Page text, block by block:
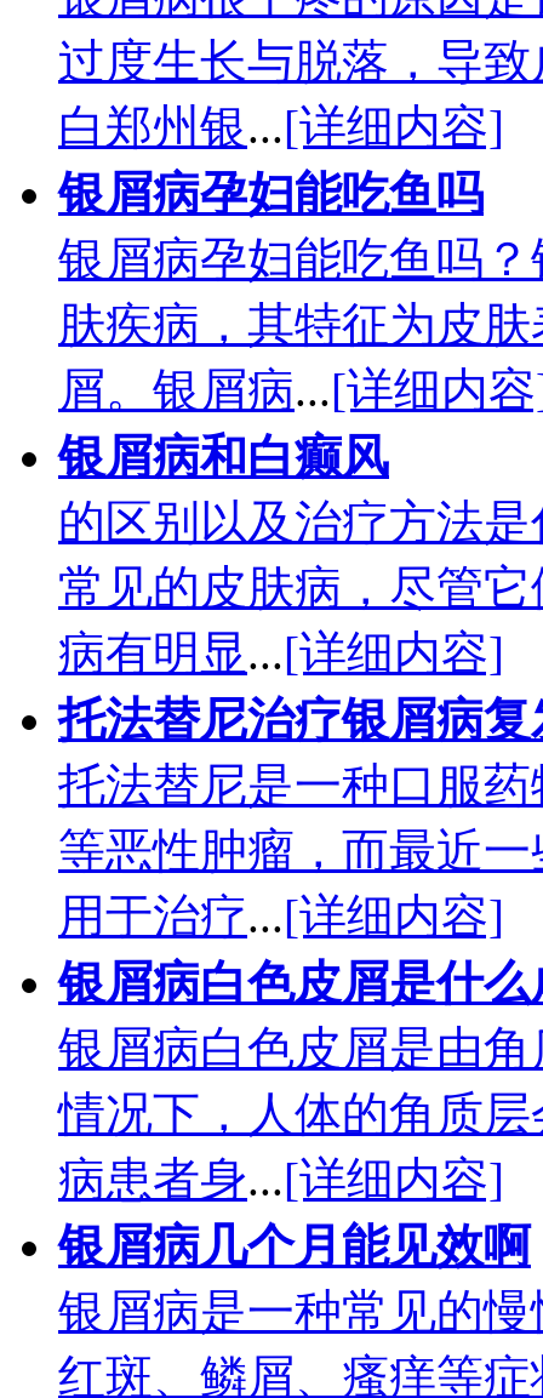
过度生长与脱落，导
白郑州银...[详细内容]
银屑病孕妇能吃鱼吗
银屑病孕妇能吃鱼吗
肤疾病，其特征为皮
屑。银屑病...[详细内
银屑病和白癫风
的区别以及治疗方法
常见的皮肤病，尽管
病有明显...[详细内容]
托法替尼治疗银屑病复
托法替尼是一种口服
等恶性肿瘤，而最近
用于治疗...[详细内容]
银屑病白色皮屑是什么
银屑病白色皮屑是由
情况下，人体的角质
病患者身...[详细内容]
银屑病几个月能见效啊
银屑病是一种常见的
红斑、鳞屑、瘙痒等